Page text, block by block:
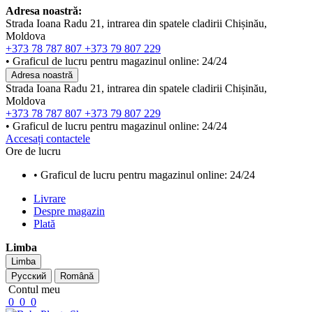
Adresa noastră:
Strada Ioana Radu 21, intrarea din spatele cladirii Chișinău,
Moldova
+373 78 787 807 +373 79 807 229
• Graficul de lucru pentru magazinul online: 24/24
Adresa noastră
Strada Ioana Radu 21, intrarea din spatele cladirii Chișinău,
Moldova
+373 78 787 807 +373 79 807 229
• Graficul de lucru pentru magazinul online: 24/24
Accesați contactele
Ore de lucru
• Graficul de lucru pentru magazinul online: 24/24
Livrare
Despre magazin
Plată
Limba
Limba
Русский
Română
Contul meu
0 0 0